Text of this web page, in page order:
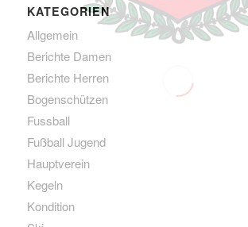
KATEGORIEN
Allgemein
Berichte Damen
Berichte Herren
Bogenschützen
Fussball
Fußball Jugend
Hauptverein
Kegeln
Kondition